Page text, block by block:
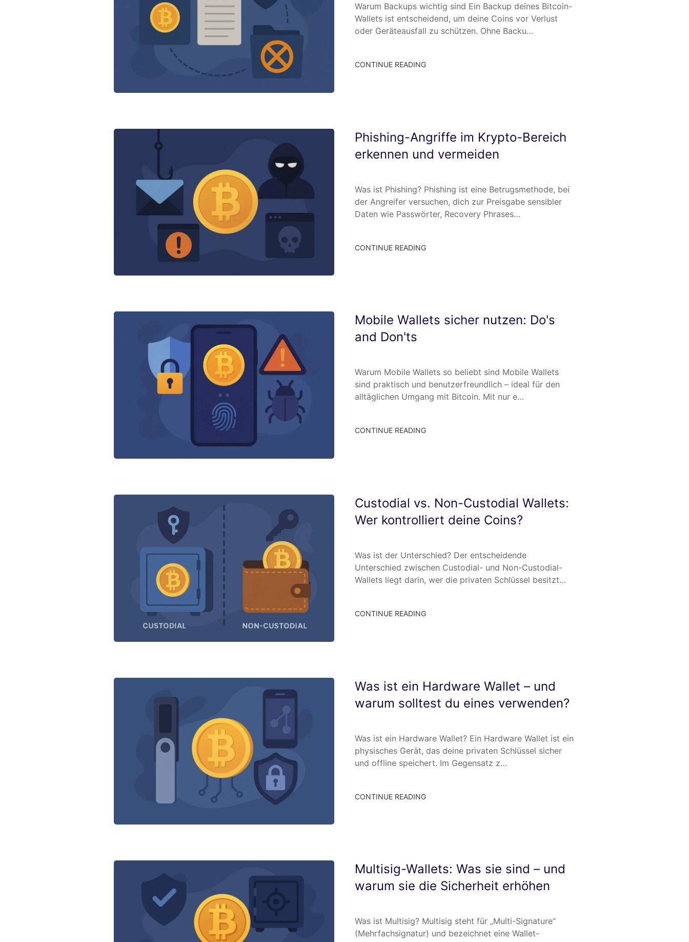
Warum Backups wichtig sind Ein Backup deines Bitcoin-
Wallets ist entscheidend, um deine Coins vor Verlust
oder Geräteausfall zu schützen. Ohne Backu…
CONTINUE READING
Phishing-Angriffe im Krypto-Bereich
erkennen und vermeiden
Was ist Phishing? Phishing ist eine Betrugsmethode, bei
der Angreifer versuchen, dich zur Preisgabe sensibler
Daten wie Passwörter, Recovery Phrases…
CONTINUE READING
Mobile Wallets sicher nutzen: Do's
and Don'ts
Warum Mobile Wallets so beliebt sind Mobile Wallets
sind praktisch und benutzerfreundlich – ideal für den
alltäglichen Umgang mit Bitcoin. Mit nur e…
CONTINUE READING
Custodial vs. Non-Custodial Wallets:
Wer kontrolliert deine Coins?
Was ist der Unterschied? Der entscheidende
Unterschied zwischen Custodial- und Non-Custodial-
Wallets liegt darin, wer die privaten Schlüssel besitzt…
CONTINUE READING
Was ist ein Hardware Wallet – und
warum solltest du eines verwenden?
Was ist ein Hardware Wallet? Ein Hardware Wallet ist ein
physisches Gerät, das deine privaten Schlüssel sicher
und offline speichert. Im Gegensatz z…
CONTINUE READING
Multisig-Wallets: Was sie sind – und
warum sie die Sicherheit erhöhen
Was ist Multisig? Multisig steht für „Multi-Signature“
(Mehrfachsignatur) und bezeichnet eine Wallet-